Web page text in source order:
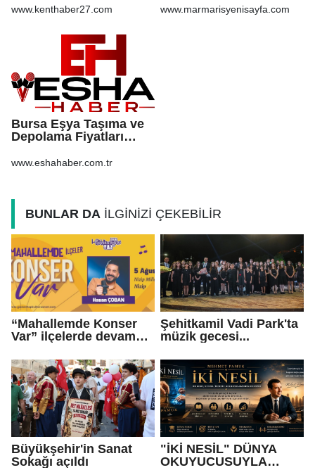
3 milyon 924 bin TL
www.kenthaber27.com www.marmarisyenisayfa.com
Bursa Eşya Taşıma ve
Depolama Fiyatları
İçin Bilinmesi
www.eshahaber.com.tr
BUNLAR DA İLGİNİZİ ÇEKEBİLİR
“Mahallemde Konser
Var” ilçelerde devam
Şehitkamil Vadi Park'ta
müzik gecesi...
Büyükşehir'in Sanat
Sokağı açıldı
"İKİ NESİL" DÜNYA
OKUYUCUSUYLA